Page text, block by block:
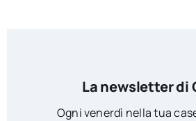
La newsletter di
Ogni venerdì nella tua